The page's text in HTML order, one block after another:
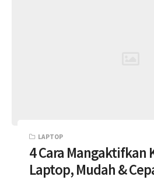
LAPTOP
4 Cara Mangaktifkan
Laptop, Mudah &